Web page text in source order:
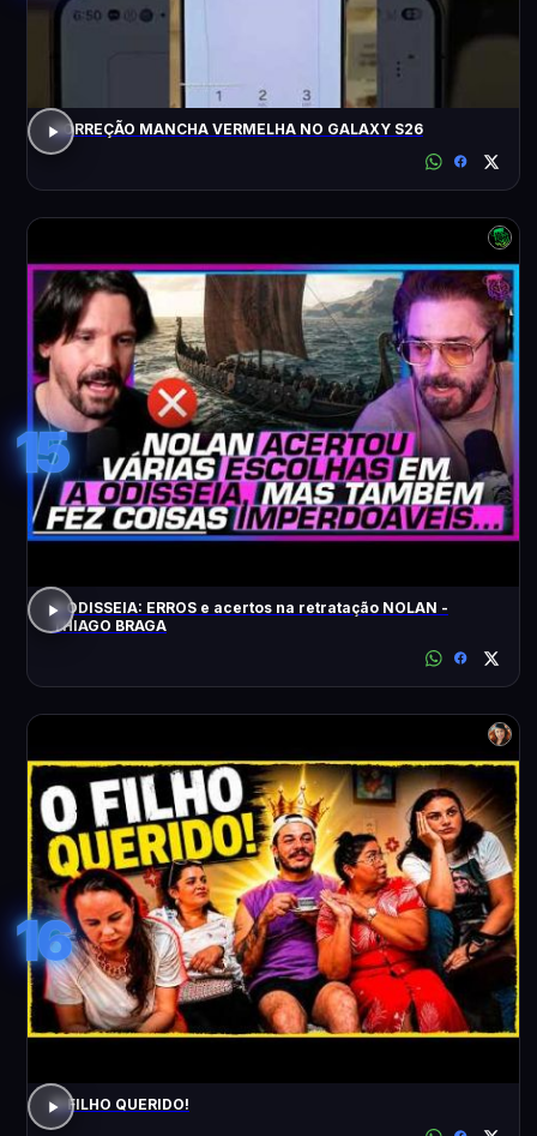
CORREÇÃO MANCHA VERMELHA NO GALAXY S26
15
A ODISSEIA: ERROS e acertos na retratação NOLAN -
THIAGO BRAGA
16
O FILHO QUERIDO!